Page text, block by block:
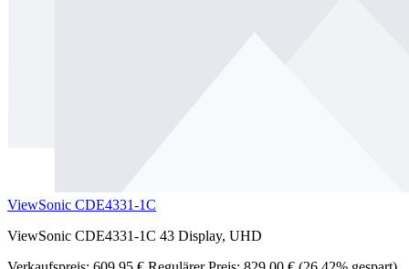
ViewSonic CDE4331-1C
ViewSonic CDE4331-1C 43 Display, UHD